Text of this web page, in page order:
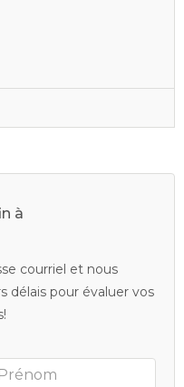
ai ns
courriel et nous
délais pour évaluer vos